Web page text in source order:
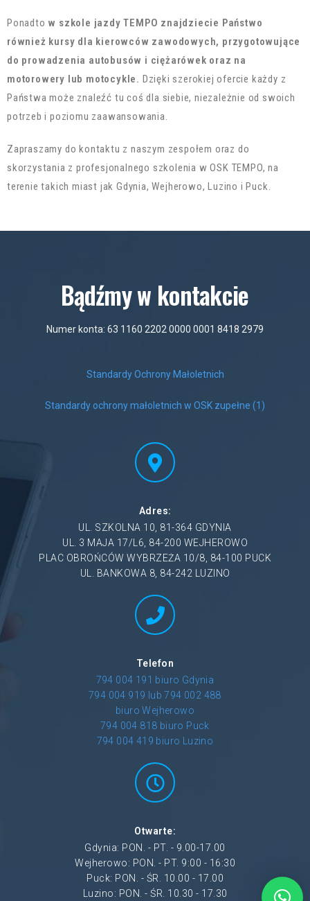
Ponadto w szkole jazdy TEMPO znajdziecie Państwo
również kursy dla kierowców zawodowych, przygotowujące
do prowadzenia autobusów i ciężarówek oraz na
motorowery lub motocykle. Dzięki szerokiej ofercie każdy z
Państwa może znaleźć tu coś dla siebie, niezależnie od swoich
potrzeb i poziomu zaawansowania.
Zapraszamy do kontaktu z naszym zespołem oraz do
skorzystania z profesjonalnego szkolenia w OSK TEMPO, na
terenie takich miast jak Gdynia, Wejherowo, Luzino i Puck.
Bądźmy w kontakcie
Numer konta: 63 1160 2202 0000 0001 8418 2979
Standardy Ochrony Małoletnich
Standardy ochrony małoletnich w OSK zupełne (1)
Adres:
UL. SZKOLNA 10, 81-364 GDYNIA
UL. 3 MAJA 17/L6, 84-200 WEJHEROWO
PLAC OBROŃCÓW WYBRZEŻA 10/8, 84-100 PUCK
UL. BANKOWA 8, 84-242 LUZINO
Telefon
794 004 191 biuro Gdynia
794 004 919 lub 794 002 488
biuro Wejherowo
794 004 818 biuro Puck
794 004 419 biuro Luzino
Otwarte:
Gdynia: PON. - PT. - 9.00-17.00
Wejherowo: PON. - PT. 9:00 - 16:30
Puck: PON. - ŚR. 10.00 - 17.00
Luzino: PON. - ŚR. 10.30 - 17.30